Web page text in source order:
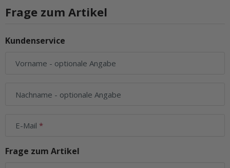
Frage zum Artikel
Kundenservice
Vorname - optionale Angabe
Nachname - optionale Angabe
E-Mail
Frage zum Artikel